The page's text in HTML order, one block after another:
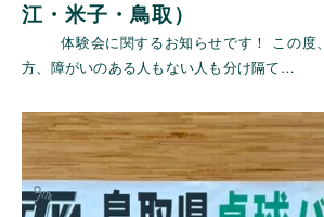
江・米子・鳥取）
体験会に関するお知らせです！ この度
方、障がいのある人もない人も分け隔て…